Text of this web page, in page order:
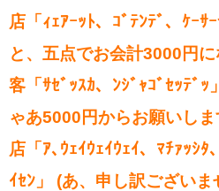
店「ｨｪｱｰｯﾄ、ｺﾞﾃﾝﾃﾞ、ｹｰｻ
と、五点でお会計3000円
客「ｻｾﾞｯｽｶ、ﾝｼﾞｬｺﾞｾｯﾃﾞ
ゃあ5000円からお願いしま
店「ｱ､ｳｪｲｳｪｲｳｪｲ、ﾏﾁｧｯｼﾀ
ｲｾﾝ」 (あ、申し訳ござい